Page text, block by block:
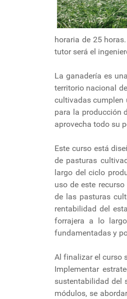
horaria de 25
tutor será el
La ganadería es
territorio nacional
cultivadas cumplen
para la producción
aprovecha todo su
Este curso está
de pasturas
largo del ciclo
uso de este
de las pasturas
rentabilidad del
forrajera a lo
fundamentadas y
Al finalizar el curso
Implementar
sustentabilidad del
módulos, se